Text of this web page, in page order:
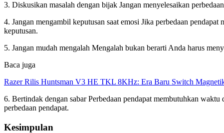
3. Diskusikan masalah dengan bijak Jangan menyelesaikan
4. Jangan mengambil keputusan saat emosi Jika perbedaan
keputusan.
5. Jangan mudah mengalah Mengalah bukan berarti Anda harus
Baca juga
Razer Rilis Huntsman V3 HE TKL 8KHz: Era Baru Switch
6. Bertindak dengan sabar Perbedaan pendapat membutuhkan
perbedaan pendapat.
Kesimpulan